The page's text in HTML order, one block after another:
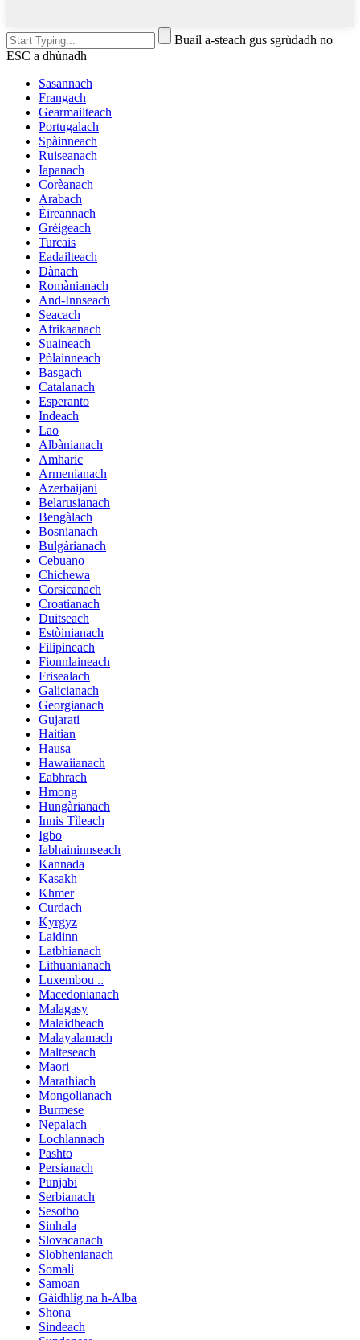
Buail a-steach gus sgrùdadh no
ESC a dhùnadh
Sasannach
Frangach
Gearmailteach
Portugalach
Spàinneach
Ruiseanach
Iapanach
Corèanach
Arabach
Èireannach
Grèigeach
Turcais
Eadailteach
Dànach
Romànianach
And-Innseach
Seacach
Afrikaanach
Suaineach
Pòlainneach
Basgach
Catalanach
Esperanto
Indeach
Lao
Albànianach
Amharic
Armenianach
Azerbaijani
Belarusianach
Bengàlach
Bosnianach
Bulgàrianach
Cebuano
Chichewa
Corsicanach
Croatianach
Duitseach
Estòinianach
Filipineach
Fionnlaineach
Frisealach
Galicianach
Georgianach
Gujarati
Haitian
Hausa
Hawaiianach
Eabhrach
Hmong
Hungàrianach
Innis Tìleach
Igbo
Iabhaininnseach
Kannada
Kasakh
Khmer
Curdach
Kyrgyz
Laidinn
Latbhianach
Lithuanianach
Luxembou ..
Macedonianach
Malagasy
Malaidheach
Malayalamach
Malteseach
Maori
Marathiach
Mongolianach
Burmese
Nepalach
Lochlannach
Pashto
Persianach
Punjabi
Serbianach
Sesotho
Sinhala
Slovacanach
Slobhenianach
Somali
Samoan
Gàidhlig na h-Alba
Shona
Sindeach